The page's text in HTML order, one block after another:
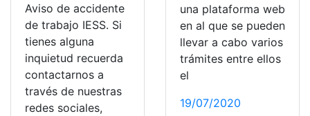
Aviso de accidente
de trabajo IESS. Si
tienes alguna
inquietud recuerda
contactarnos a
través de nuestras
redes sociales,
una plataforma web
en al que se pueden
llevar a cabo varios
trámites entre ellos
el
19/07/2020